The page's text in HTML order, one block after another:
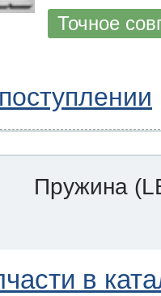
Точное
Пружина
в